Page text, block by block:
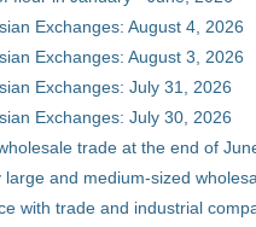
Exchanges: August 4, 2026
Exchanges: August 3, 2026
Exchanges: July 31, 2026
Exchanges: July 30, 2026
trade at the end of
large and medium-sized
with trade and industrial